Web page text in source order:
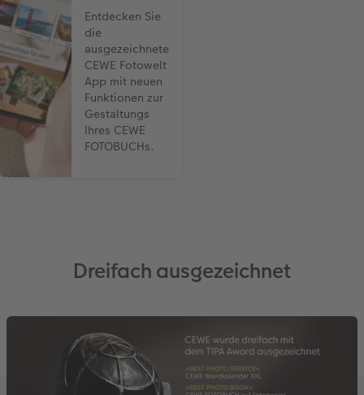
Entdecken Sie
die
ausgezeichnete
CEWE Fotowelt
App mit neuen
Funktionen zur
Gestaltungs
Ihres CEWE
FOTOBUCHs.
Dreifach ausgezeichnet